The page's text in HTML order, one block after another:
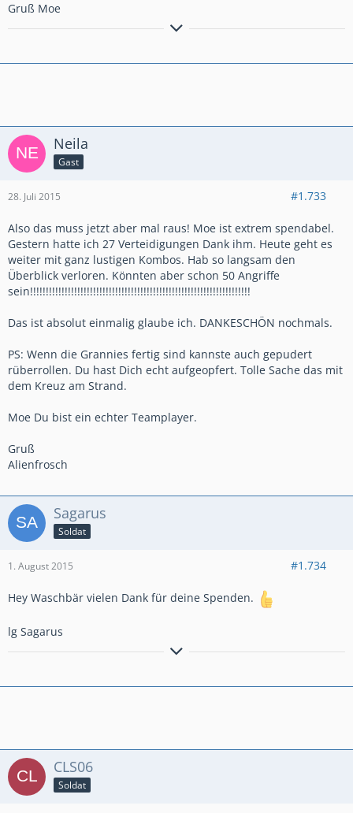
Gruß Moe
Neila
Gast
28. Juli 2015 #1.733
Also das muss jetzt aber mal raus! Moe ist extrem spendabel.
Gestern hatte ich 27 Verteidigungen Dank ihm. Heute geht es
weiter mit ganz lustigen Kombos. Hab so langsam den
Überblick verloren. Könnten aber schon 50 Angriffe
sein!!!!!!!!!!!!!!!!!!!!!!!!!!!!!!!!!!!!!!!!!!!!!!!!!!!!!!!!!!!!!!!!!!!!!!
Das ist absolut einmalig glaube ich. DANKESCHÖN nochmals.
PS: Wenn die Grannies fertig sind kannste auch gepudert
rüberrollen. Du hast Dich echt aufgeopfert. Tolle Sache das mit
dem Kreuz am Strand.
Moe Du bist ein echter Teamplayer.
Gruß
Alienfrosch
Sagarus
Soldat
1. August 2015 #1.734
Hey Waschbär vielen Dank für deine Spenden.
lg Sagarus
LieberRotstatt Blaublinken!
CLS06
Soldat